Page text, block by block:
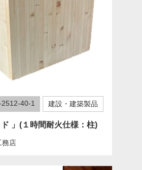
2512-40-1 建設・建築製品
ド 」(１時間耐火仕様：柱)
務店